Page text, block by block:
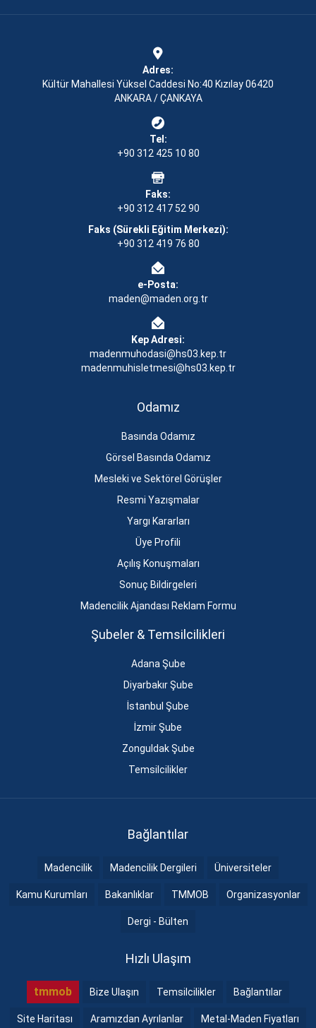
Adres:
Kültür Mahallesi Yüksel Caddesi No:40 Kızılay 06420
ANKARA / ÇANKAYA
Tel:
+90 312 425 10 80
Faks:
+90 312 417 52 90
Faks (Sürekli Eğitim Merkezi):
+90 312 419 76 80
e-Posta:
maden@maden.org.tr
Kep Adresi:
madenmuhodasi@hs03.kep.tr
madenmuhisletmesi@hs03.kep.tr
Odamız
Basında Odamız
Görsel Basında Odamız
Mesleki ve Sektörel Görüşler
Resmi Yazışmalar
Yargı Kararları
Üye Profili
Açılış Konuşmaları
Sonuç Bildirgeleri
Madencilik Ajandası Reklam Formu
Şubeler & Temsilcilikleri
Adana Şube
Diyarbakır Şube
İstanbul Şube
İzmir Şube
Zonguldak Şube
Temsilcilikler
Bağlantılar
Madencilik Madencilik Dergileri Üniversiteler
Kamu Kurumları Bakanlıklar TMMOB Organizasyonlar
Dergi - Bülten
Hızlı Ulaşım
tmmob Bize Ulaşın Temsilcilikler Bağlantılar
Site Haritası Aramızdan Ayrılanlar Metal-Maden Fiyatları